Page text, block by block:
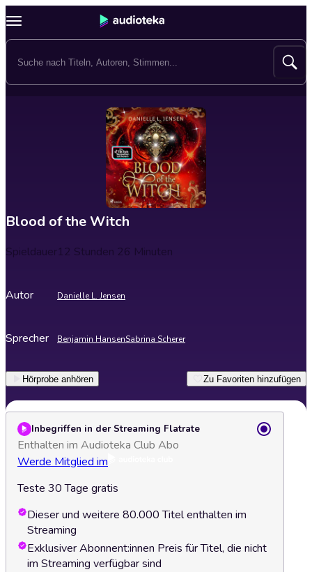
Blood of the Witch
Spieldauer12 Stunden 26 Minuten
Autor Danielle L. Jensen
Sprecher Benjamin HansenSabrina Scherer
Hörprobe anhören Zu Favoriten hinzufügen
Inbegriffen in der Streaming Flatrate
Enthalten im Audioteka Club Abo
Werde Mitglied im
Teste 30 Tage gratis
Dieser und weitere 80.000 Titel enthalten im
Streaming
Exklusiver Abonnent:innen Preis für Titel, die nicht
im Streaming verfügbar sind